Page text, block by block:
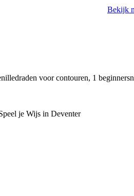
Bekijk
voor contouren, 1
je Wijs in Deventer